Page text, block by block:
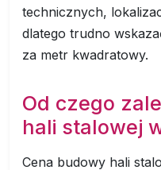
technicznych,
dlatego trudno
za metr kwadratowy.
Od czego
hali stalowej
Cena budowy hali